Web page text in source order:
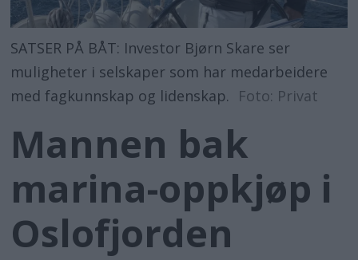
SATSER PÅ BÅT: Investor Bjørn Skare ser
muligheter i selskaper som har medarbeidere
med fagkunnskap og lidenskap.
Foto: Privat
Mannen bak
marina-oppkjøp i
Oslofjorden